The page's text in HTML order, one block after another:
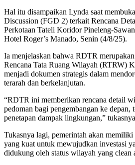
Hal itu disampaikan Lynda saat
Discussion (FGD 2) terkait Rencana
Perkotaan Tateli Koridor Pineleng-
Hotel Roger’s Manado, Senin (4/8/25).
Ia menjelaskan bahwa RDTR
Rencana Tata Ruang Wilayah (RTRW)
menjadi dokumen strategis dalam
terarah dan berkelanjutan.
“RDTR ini memberikan rencana detail
pedoman bagi pengembangan ke depan,
penetapan dampak lingkungan,”
Tukasnya lagi, pemerintah akan
yang kuat untuk mewujudkan investasi
didukung oleh status wilayah yang clean